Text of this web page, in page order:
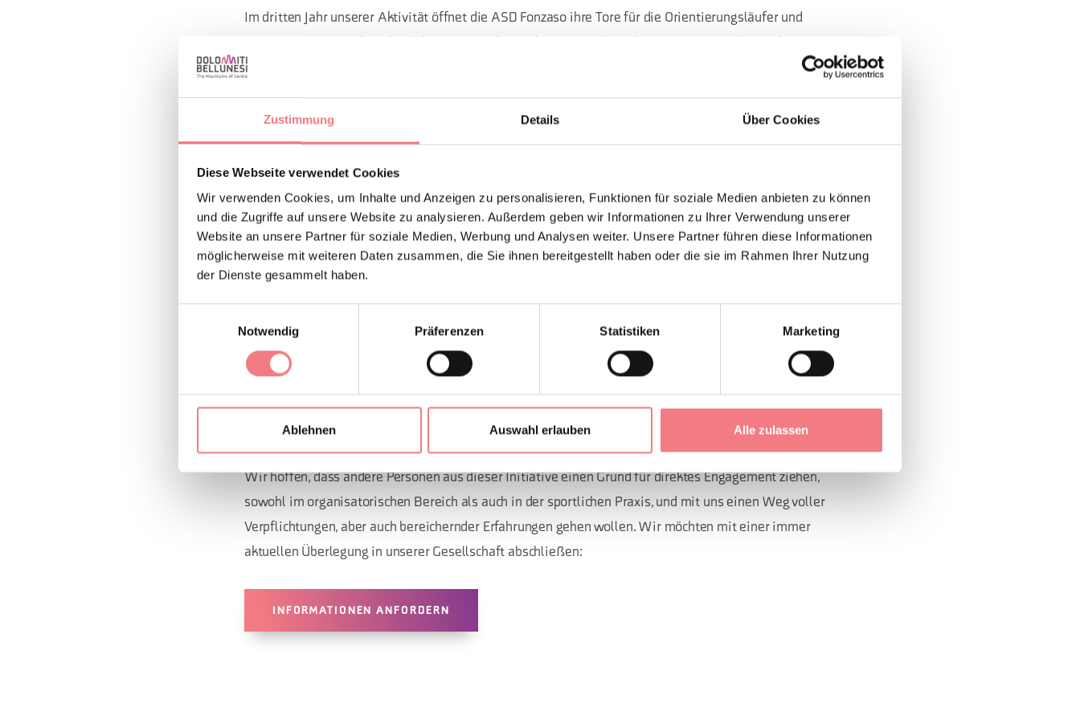
Zustimmung Details Über Cookies
Diese Webseite verwendet Cookies
Wir verwenden Cookies, um Inhalte und Anzeigen zu personalisieren, Funktionen für soziale Medien anbieten zu können
und die Zugriffe auf unsere Website zu analysieren. Außerdem geben wir Informationen zu Ihrer Verwendung unserer
Website an unsere Partner für soziale Medien, Werbung und Analysen weiter. Unsere Partner führen diese Informationen
möglicherweise mit weiteren Daten zusammen, die Sie ihnen bereitgestellt haben oder die sie im Rahmen Ihrer Nutzung
der Dienste gesammelt haben.
Notwendig
Präferenzen Statistiken Marketing
Ablehnen Auswahl erlauben Alle zulassen
Im dritten Jahr unserer Aktivität öffnet die ASD Fonzaso ihre Tore für die Orientierungsläufer und
regionalen Meisterschaften sowie am Meeting in Venedig mit vielen Athleten teilnimmt und eine
organisiert, gefolgt von der Schweiz und Kroatien.
Vereins und nimmt an der gemischten Provinzmeisterschaft Oscar Volley teil.
Im Laufe der Jahre denkt die A.S.D. Fonzaso darüber nach, ihr Angebot weiter auszubauen, auch in
Anbetracht der Anfragen und Vorschläge von Praktikern anderer Disziplinen. So entsteht das Nordic
Walking, eine Gehgruppe, die überwiegend aus Erwachsenen besteht, die Wanderungen zu
der Aussicht, neue Disziplinen zu entwickeln, neue Jugendliche und andere Freiwillige sowie die
Gegebenheiten aus Fonzaso und den Nachbarorten einzubinden.
WIR WOLLEN IHRE GELEGENHEIT SEIN.
Wir hoffen, dass andere Personen aus dieser Initiative einen Grund für direktes Engagement ziehen,
sowohl im organisatorischen Bereich als auch in der sportlichen Praxis, und mit uns einen Weg voller
Verpflichtungen, aber auch bereichernder Erfahrungen gehen wollen. Wir möchten mit einer immer
aktuellen Überlegung in unserer Gesellschaft abschließen:
INFORMATIONEN ANFORDERN